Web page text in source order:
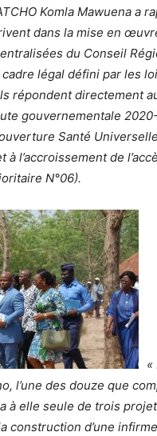
Komla Mawuena a
dans la mise en
du Conseil
légal défini par les
répondent directement
gouvernementale
Santé
l’accroissement de
N°06).
«
l’une des douze que
à elle seule de trois
construction d’une